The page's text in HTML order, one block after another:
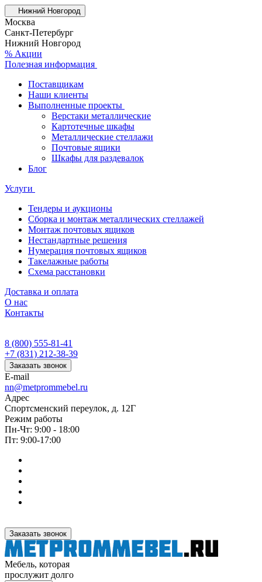
Нижний Новгород
Москва
Санкт-Петербург
Нижний Новгород
% Акции
Полезная информация
Поставщикам
Наши клиенты
Выполненные проекты
Верстаки металлические
Картотечные шкафы
Металлические стеллажи
Почтовые ящики
Шкафы для раздевалок
Блог
Услуги
Тендеры и аукционы
Сборка и монтаж металлических стеллажей
Монтаж почтовых ящиков
Нестандартные решения
Нумерация почтовых ящиков
Такелажные работы
Схема расстановки
Доставка и оплата
О нас
Контакты
8 (800) 555-81-41
+7 (831) 212-38-39
Заказать звонок
E-mail
nn@metprommebel.ru
Адрес
Спортсменский переулок, д. 12Г
Режим работы
Пн-Чт: 9:00 - 18:00
Пт: 9:00-17:00
Заказать звонок
Мебель, которая
прослужит долго